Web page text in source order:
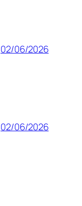
02/06/2026
02/06/2026